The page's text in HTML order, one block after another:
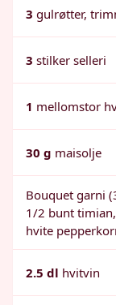
3 gulrøtter,
3 stilker selleri
1 mellomstor
30 g maisolje
Bouquet garni
1/2 bunt
hvite
2.5 dl hvitvin